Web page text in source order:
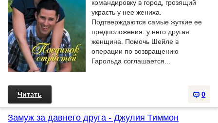
командировку в город, грозящий
украсть у нее жениха.
Подтверждаются самые жуткие ее
предположения: у него другая
женщина. Помочь Шейле в
операции по возвращению
Гарольда соглашается...
0
Читать
Замуж за давнего друга - Джулия Тиммон